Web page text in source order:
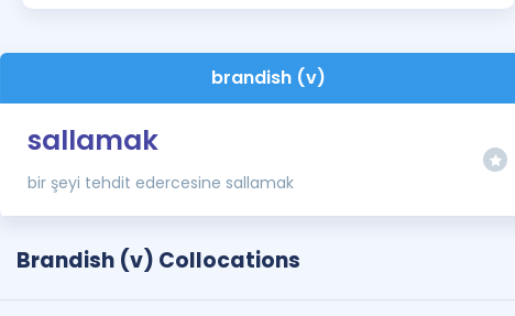
İngilizce Gramer
brandish (v)
sallamak
bir şeyi tehdit edercesine sallamak
Brandish (v) Collocations